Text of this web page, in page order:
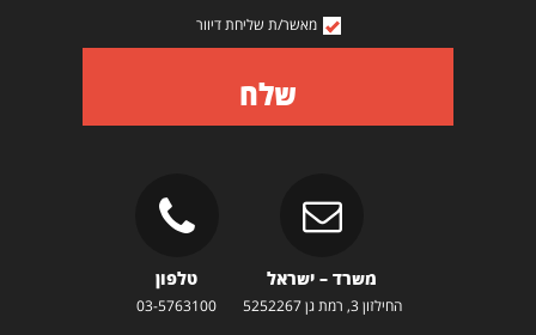
מאשר/ת שליחת דיוור
שלח
משרד – ישראל
החילזון 3, רמת גן 5252267
טלפון
03-5763100